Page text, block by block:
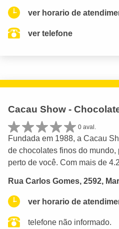
ver horario de
ver telefone
Cacau Show -
0 aval.
Fundada em 1988, a Cacau
de chocolates finos do mundo,
perto de você. Com mais de
Rua Carlos Gomes, 2592,
ver horario de
telefone não informado.